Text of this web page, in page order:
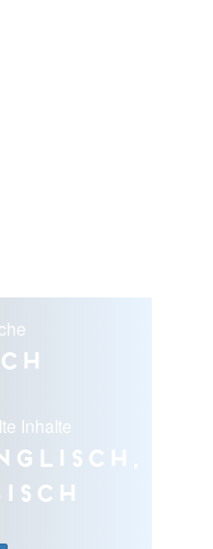
Inhalte